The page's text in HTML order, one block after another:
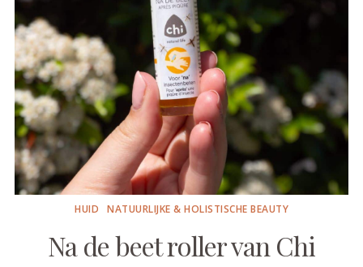
HUID NATUURLIJKE & HOLISTISCHE BEAUTY
Na de beet roller van Chi